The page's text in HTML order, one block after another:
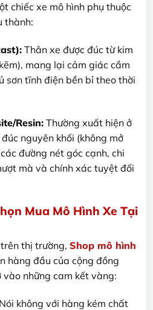
chiếc xe mô hình phụ thuộc
thành:
Thân xe được đúc từ kim
mang lại cảm giác cầm
sơn tĩnh điện bền bỉ theo thời
Resin: Thường xuất hiện ở
nguyên khối (không mở
đường nét góc cạnh, chi
mà và chính xác tuyệt đối
Mua Mô Hình Xe Tại
thị trường, Shop mô hình
hàng đầu của cộng đồng
vào những cam kết vàng:
Nói không với hàng kém chất